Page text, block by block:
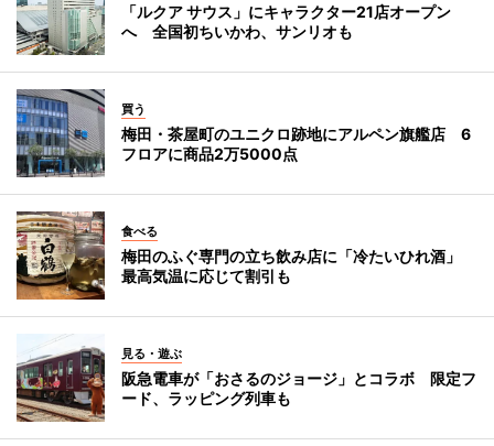
「ルクア サウス」にキャラクター21店オープン
へ 全国初ちいかわ、サンリオも
買う
梅田・茶屋町のユニクロ跡地にアルペン旗艦店 6
フロアに商品2万5000点
食べる
梅田のふぐ専門の立ち飲み店に「冷たいひれ酒」
最高気温に応じて割引も
見る・遊ぶ
阪急電車が「おさるのジョージ」とコラボ 限定フ
ード、ラッピング列車も